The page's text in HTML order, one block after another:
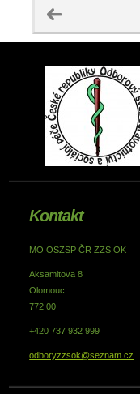
Kontakt
MO OSZSP ČR ZZS OK
Aksamitova 8
Olomouc
772 00
+420 737 932 999
odboryzzsok@seznam.cz